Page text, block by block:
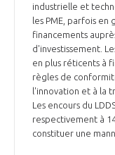
industrielle et
les PME, parfois
financements
d'investissement.
en plus réticents à
règles de
l'innovation et à la
Les encours du
respectivement à
constituer une